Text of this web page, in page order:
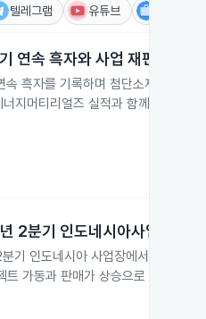
텔레그램 유튜브
연속 흑자와 사업 재편
흑자를 기록하며 첨단소재 부문에
지머티리얼즈 실적과 함께 3분기 수
2분기 인도네시아사업 적자
기 인도네시아 사업장에서 순손실
트 가동과 판매가 상승으로 31억